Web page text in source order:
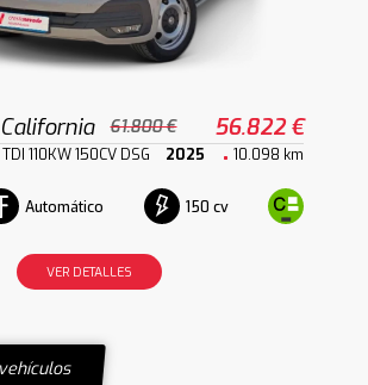
61.800 € 56.822 €
110KW 150CV DSG 2025 10.098 km
Automático 150 cv
VER DETALLES